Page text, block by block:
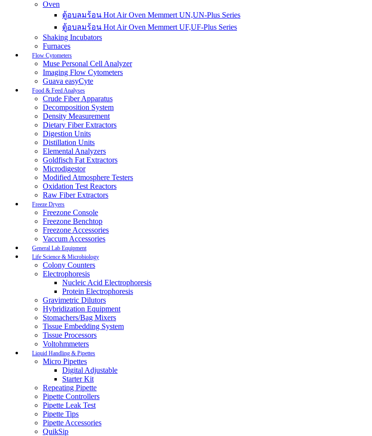
Oven
ตู้อบลมร้อน Hot Air Oven Memmert UN,UN-Plus Series
ตู้อบลมร้อน Hot Air Oven Memmert UF,UF-Plus Series
Shaking Incubators
Furnaces
Flow Cytometers
Muse Personal Cell Analyzer
Imaging Flow Cytometers
Guava easyCyte
Food & Feed Analyses
Crude Fiber Apparatus
Decomposition System
Density Measurement
Dietary Fiber Extractors
Digestion Units
Distillation Units
Elemental Analyzers
Goldfisch Fat Extractors
Microdigestor
Modified Atmosphere Testers
Oxidation Test Reactors
Raw Fiber Extractors
Freeze Dryers
Freezone Console
Freezone Benchtop
Freezone Accessories
Vaccum Accessories
General Lab Equipment
Life Science & Microbiology
Colony Counters
Electrophoresis
Nucleic Acid Electrophoresis
Protein Electrophoresis
Gravimetric Dilutors
Hybridization Equipment
Stomachers/Bag Mixers
Tissue Embedding System
Tissue Processors
Voltohmmeters
Liquid Handling & Pipettes
Micro Pipettes
Digital Adjustable
Starter Kit
Repeating Pipette
Pipette Controllers
Pipette Leak Test
Pipette Tips
Pipette Accessories
QuikSip